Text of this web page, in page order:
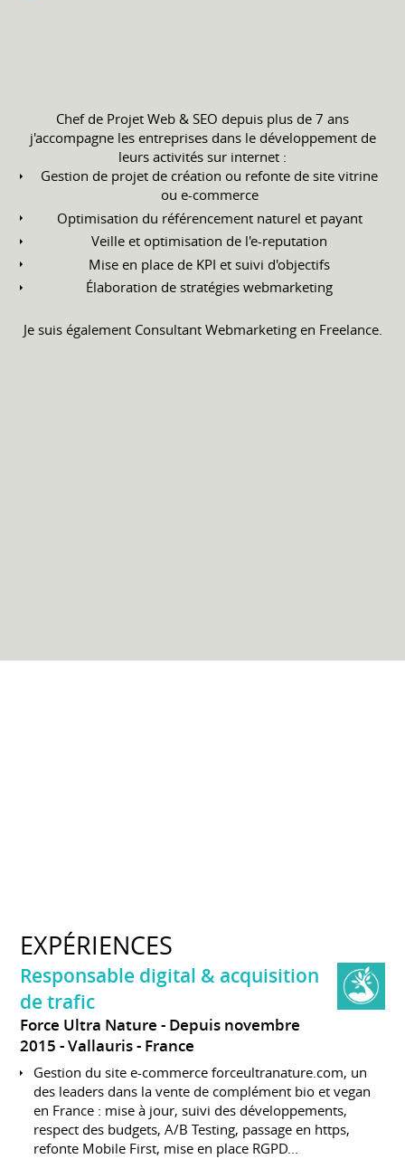
Chef de Projet Web & SEO depuis plus de 7 ans
j'accompagne les entreprises dans le développement de
leurs activités sur internet :
Gestion de projet de création ou refonte de site vitrine
ou e-commerce
Optimisation du référencement naturel et payant
Veille et optimisation de l'e-reputation
Mise en place de KPI et suivi d'objectifs
Élaboration de stratégies webmarketing
Je suis également Consultant Webmarketing en Freelance.
EXPÉRIENCES
Responsable digital & acquisition
de trafic
Force Ultra Nature
Depuis novembre
2015 Vallauris France
Gestion du site e-commerce forceultranature.com, un
des leaders dans la vente de complément bio et vegan
en France : mise à jour, suivi des développements,
respect des budgets, A/B Testing, passage en https,
refonte Mobile First, mise en place RGPD...